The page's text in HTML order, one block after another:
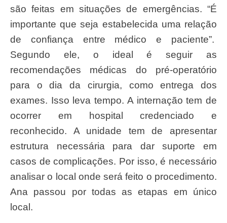
são feitas em situações de emergências. “É
importante que seja estabelecida uma relação
de confiança entre médico e paciente”.
Segundo ele, o ideal é seguir as
recomendações médicas do pré-operatório
para o dia da cirurgia, como entrega dos
exames. Isso leva tempo. A internação tem de
ocorrer em hospital credenciado e
reconhecido. A unidade tem de apresentar
estrutura necessária para dar suporte em
casos de complicações. Por isso, é necessário
analisar o local onde será feito o procedimento.
Ana passou por todas as etapas em único
local.